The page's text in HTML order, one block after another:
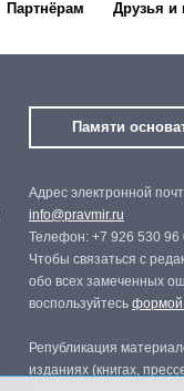
Партнёрам Друзья и
Памяти
Адрес электронной
info@pravmir.ru
Телефон: +7 926 530 96
Чтобы связаться с
обо всех замеченных
воспользуйтесь формой
Републикация
изданиях (книгах,